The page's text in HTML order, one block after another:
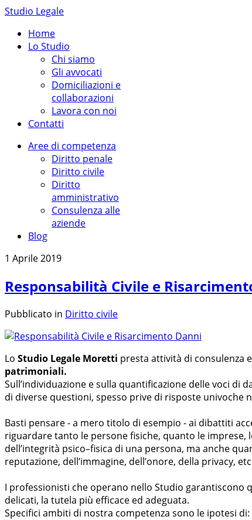
Studio Legale
Home
Lo Studio
Chi siamo
Gli avvocati
Domiciliazioni e
collaborazioni
Lavora con noi
Contatti
Aree di competenza
Diritto penale
Diritto civile
Diritto
amministrativo
Consulenza alle
aziende
Blog
1 Aprile 2019
Responsabilità Civile e
Pubblicato in Diritto civile
Lo Studio Legale Moretti presta attività di consulenza
patrimoniali.
Sull’individuazione e sulla quantificazione delle voci
di diverse questioni, spesso prive di risposte univoche
Basti pensare - a mero titolo di esempio - ai dibattiti
riguardare tanto le persone fisiche, quanto le imprese,
dell’integrità psico–fisica di una persona, ma anche
reputazione, dell’immagine, dell’onore, della privacy,
I professionisti che operano nello Studio
delicati, la tutela più efficace ed adeguata.
Specifici ambiti di nostra competenza sono le ipotesi di: